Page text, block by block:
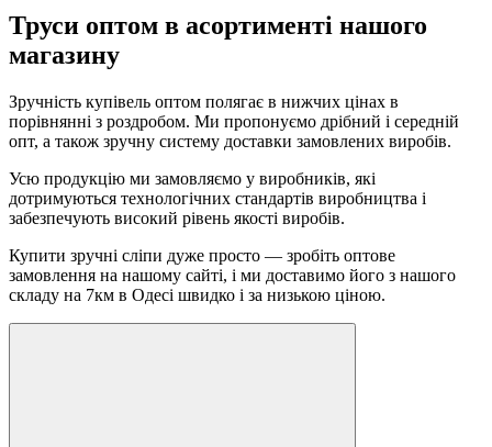
Труси оптом в асортименті нашого
магазину
Зручність купівель оптом полягає в нижчих цінах в
порівнянні з роздробом. Ми пропонуємо дрібний і середній
опт, а також зручну систему доставки замовлених виробів.
Усю продукцію ми замовляємо у виробників, які
дотримуються технологічних стандартів виробництва і
забезпечують високий рівень якості виробів.
Купити зручні сліпи дуже просто — зробіть оптове
замовлення на нашому сайті, і ми доставимо його з нашого
складу на 7км в Одесі швидко і за низькою ціною.